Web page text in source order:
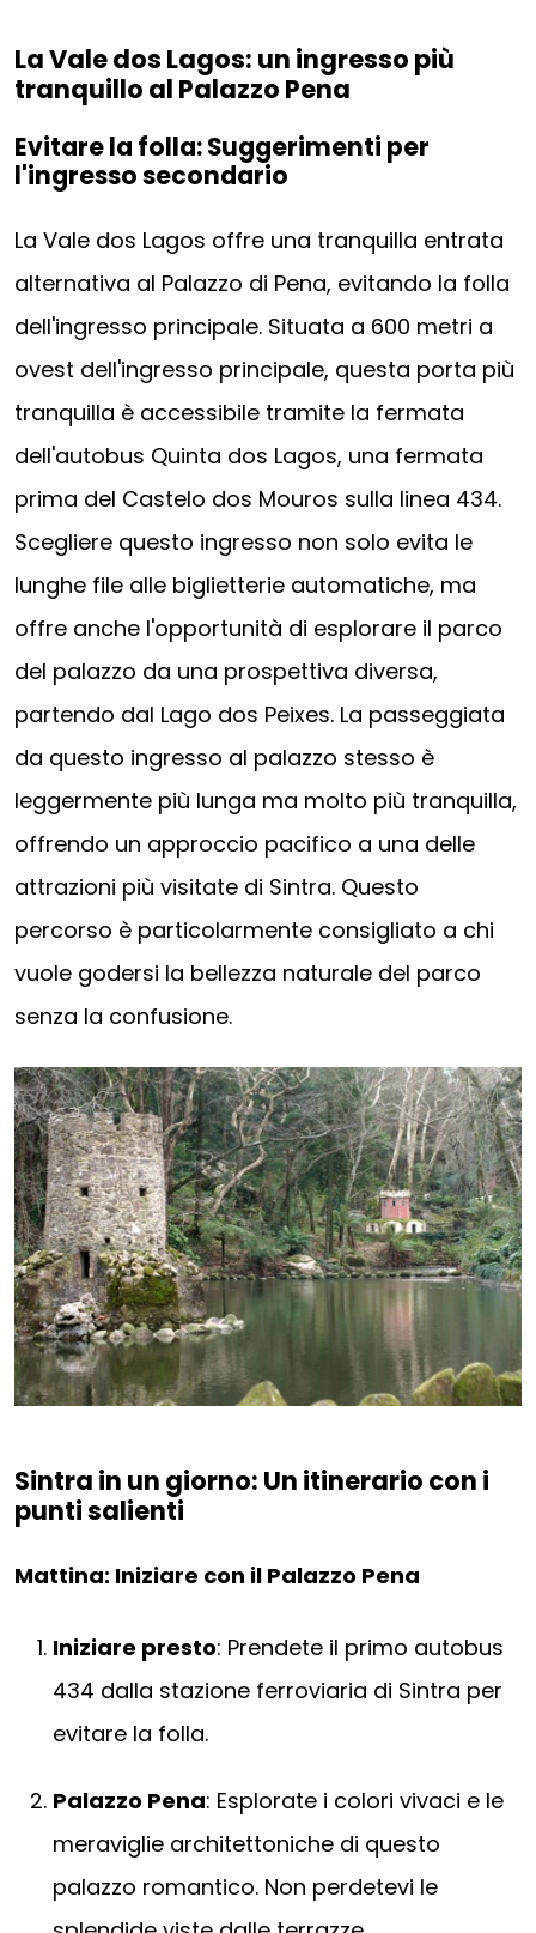
La Vale dos Lagos: un ingresso più
tranquillo al Palazzo Pena
Evitare la folla: Suggerimenti per
l'ingresso secondario
La Vale dos Lagos offre una tranquilla entrata
alternativa al Palazzo di Pena, evitando la folla
dell'ingresso principale. Situata a 600 metri a
ovest dell'ingresso principale, questa porta più
tranquilla è accessibile tramite la fermata
dell'autobus Quinta dos Lagos, una fermata
prima del Castelo dos Mouros sulla linea 434.
Scegliere questo ingresso non solo evita le
lunghe file alle biglietterie automatiche, ma
offre anche l'opportunità di esplorare il parco
del palazzo da una prospettiva diversa,
partendo dal Lago dos Peixes. La passeggiata
da questo ingresso al palazzo stesso è
leggermente più lunga ma molto più tranquilla,
offrendo un approccio pacifico a una delle
attrazioni più visitate di Sintra. Questo
percorso è particolarmente consigliato a chi
vuole godersi la bellezza naturale del parco
senza la confusione.
Sintra in un giorno: Un itinerario con i
punti salienti
Mattina: Iniziare con il Palazzo Pena
Iniziare presto: Prendete il primo autobus
434 dalla stazione ferroviaria di Sintra per
evitare la folla.
Palazzo Pena: Esplorate i colori vivaci e le
meraviglie architettoniche di questo
palazzo romantico. Non perdetevi le